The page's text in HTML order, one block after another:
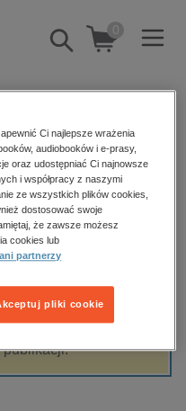
Pokaż/schowaj
wyszukiwarkę
0
informatyka
Filtrowanie
publikacji.
Ci najlepsze wrażenia
audiobooków i e-prasy,
oraz udostępniać Ci najnowsze
i współpracy z naszymi
ze wszystkich plików cookies,
dostosować swoje
że zawsze możesz
cookies lub
partnerzy
pliki cookie